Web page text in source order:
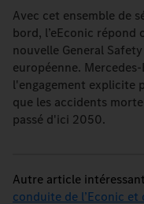
Avec cet ensemble de
bord, l’eEconic répond
nouvelle General
européenne.
l'engagement explicite
que les accidents
passé d'ici 2050.
conduite de l’Econic et